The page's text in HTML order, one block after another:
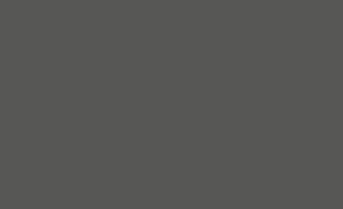
física ou jurídica residente ou
ou o procurador, quando o
ou domiciliado no exterior.
não efetue a retenção do
na fonte a que está obrigada, o
à disposição da pessoa física do
considerado líquido, devendo